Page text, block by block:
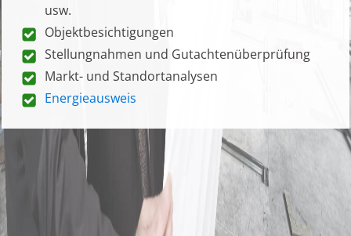
usw.
Objektbesichtigungen
Stellungnahmen und Gutachtenüberprüfung
Markt- und Standortanalysen
Energieausweis